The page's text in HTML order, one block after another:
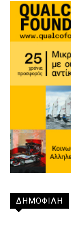
ΔΗΜΟΦΙΛΗ